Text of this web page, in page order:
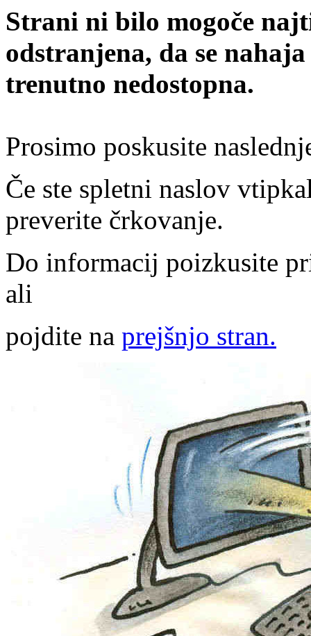
Strani ni bilo mogoče
odstranjena, da se
trenutno nedostopna.
Prosimo poskusite
Če ste spletni naslov
preverite črkovanje.
Do informacij poizkusite
ali
pojdite na prejšnjo stran.